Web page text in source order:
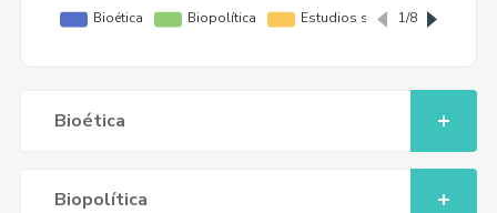
Bioética
Biopolítica